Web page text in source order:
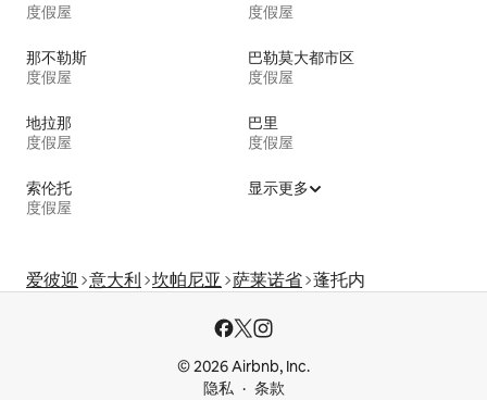
度假屋
度假屋
那不勒斯
度假屋
巴勒莫大都市区
度假屋
地拉那
度假屋
巴里
度假屋
索伦托
度假屋
显示更多
爱彼迎 意大利 坎帕尼亚 萨莱诺省 蓬托内
© 2026 Airbnb, Inc.
隐私
条款